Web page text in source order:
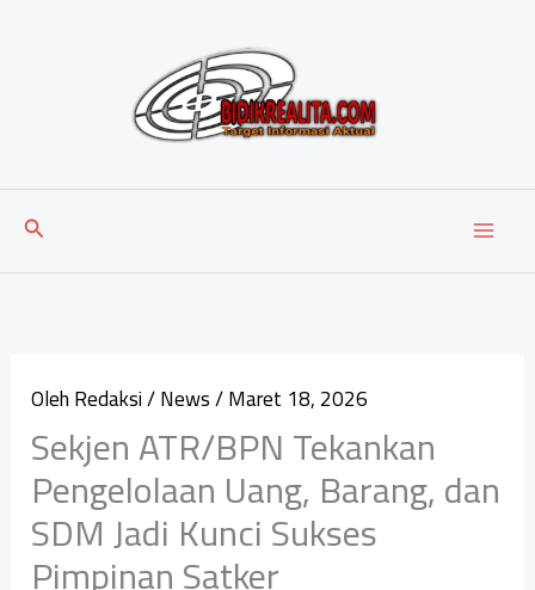
Cari
OlehRedaksi/News/Maret 18, 2026
Sekjen ATR/BPN Tekankan
Pengelolaan Uang, Barang, dan
SDM Jadi Kunci Sukses
Pimpinan Satker